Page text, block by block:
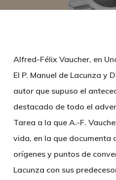
Alfred-Félix Vaucher, en
El P. Manuel de Lacunza y
autor que supuso el
destacado de todo el
Tarea a la que A.-F.
vida, en la que documenta
orígenes y puntos de
Lacunza con sus